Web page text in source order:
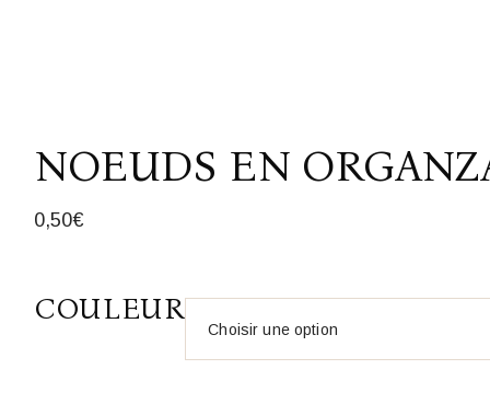
NOEUDS EN
0,50€
COULEUR